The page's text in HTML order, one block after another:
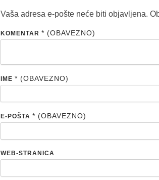
Vaša adresa e-pošte neće biti objavljena.
KOMENTAR * (OBAVEZNO)
IME * (OBAVEZNO)
E-POŠTA * (OBAVEZNO)
WEB-STRANICA